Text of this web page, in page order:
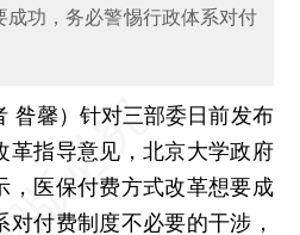
成功，务必警惕行政体系对付
昝馨） 针对三部委日前发布
革指导意见，北京大学政府
，医保付费方式改革想要成
付费制度不必要的干涉，